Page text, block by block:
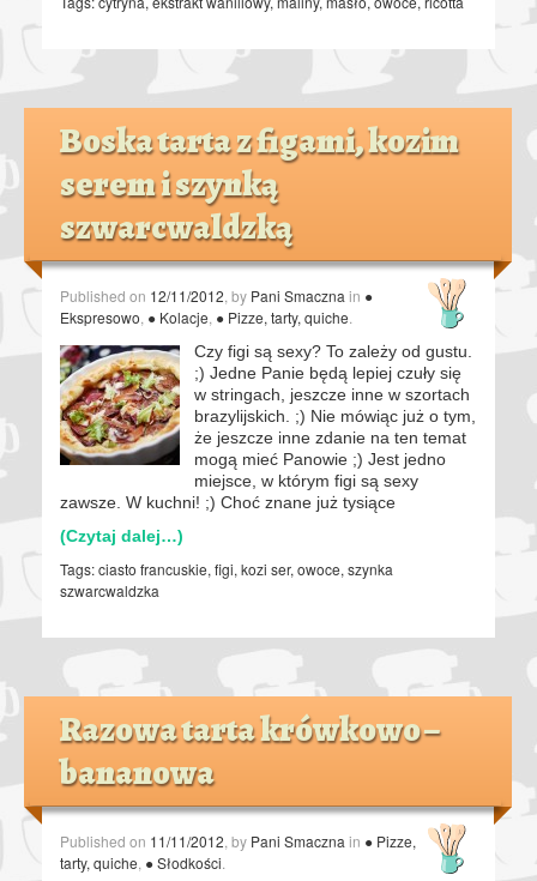
Boska tarta z figami, kozim
serem i szynką
szwarcwaldzką
Published on 12/11/2012 , by Pani Smaczna in ●
Ekspresowo ● Kolacje ● Pizze, tarty, quiche
Czy figi są sexy? To zależy od gustu.
;) Jedne Panie będą lepiej czuły się
w stringach, jeszcze inne w szortach
brazylijskich. ;) Nie mówiąc już o tym,
że jeszcze inne zdanie na ten temat
mogą mieć Panowie ;) Jest jedno
miejsce, w którym figi są sexy
zawsze. W kuchni! ;) Choć znane już tysiące
(Czytaj dalej…)
Tags:ciasto francuskie, figi, kozi ser, owoce, szynka
szwarcwaldzka
Razowa tarta krówkowo –
bananowa
Published on 11/11/2012 , by Pani Smaczna in ● Pizze,
tarty, quiche ● Słodkości